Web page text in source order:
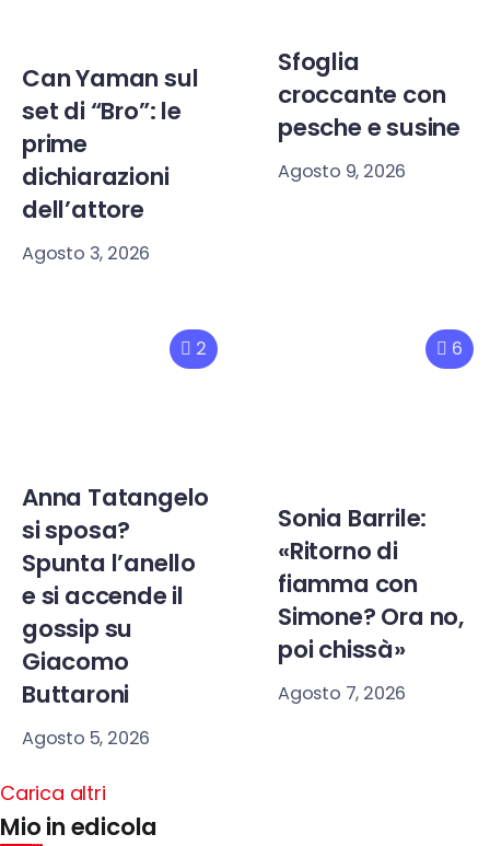
Can Yaman sul
set di “Bro”: le
prime
dichiarazioni
dell’attore
Agosto 3, 2026
Sfoglia
croccante con
pesche e susine
Agosto 9, 2026
2
Anna Tatangelo
si sposa?
Spunta l’anello
e si accende il
gossip su
Giacomo
Buttaroni
Agosto 5, 2026
6
Sonia Barrile:
«Ritorno di
fiamma con
Simone? Ora no,
poi chissà»
Agosto 7, 2026
Carica altri
Mio in edicola